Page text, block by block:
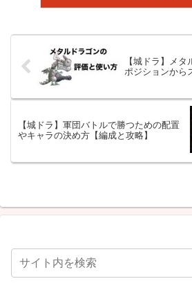
【城ドラ】メ
ポジションから
【城ドラ】軍団バトルで勝つための配置
やキャラの決め方【編成と攻略】